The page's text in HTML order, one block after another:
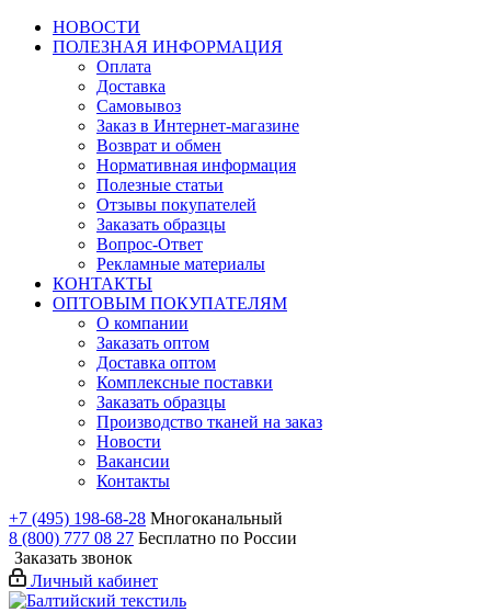
НОВОСТИ
ПОЛЕЗНАЯ ИНФОРМАЦИЯ
Оплата
Доставка
Самовывоз
Заказ в Интернет-магазине
Возврат и обмен
Нормативная информация
Полезные статьи
Отзывы покупателей
Заказать образцы
Вопрос-Ответ
Рекламные материалы
КОНТАКТЫ
ОПТОВЫМ ПОКУПАТЕЛЯМ
О компании
Заказать оптом
Доставка оптом
Комплексные поставки
Заказать образцы
Производство тканей на заказ
Новости
Вакансии
Контакты
+7 (495) 198-68-28 Многоканальный
8 (800) 777 08 27 Бесплатно по России
Заказать звонок
Личный кабинет